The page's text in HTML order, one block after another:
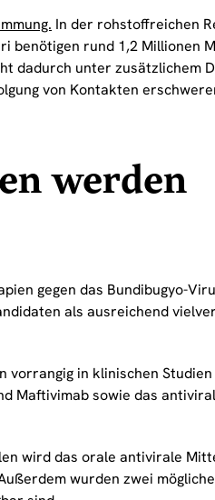
In der rohstoffreichen
benötigen rund 1,2 Millionen
dadurch unter zusätzlichem
von Kontakten
werden
gegen das Bundibugyo-
als ausreichend
vorrangig in klinischen
Maftivimab sowie das
wird das orale antivirale
wurden zwei